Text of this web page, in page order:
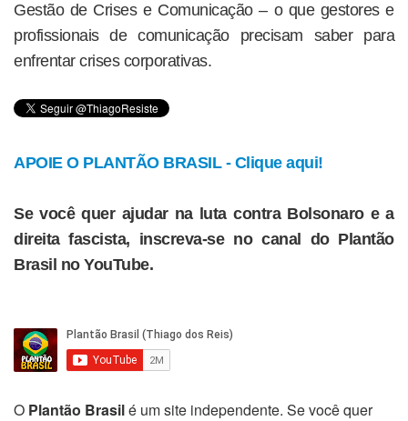
Gestão de Crises e Comunicação – o que gestores e
profissionais de comunicação precisam saber para
enfrentar crises corporativas.
APOIE O PLANTÃO BRASIL - Clique aqui!
Se você quer ajudar na luta contra Bolsonaro e a
direita fascista, inscreva-se no canal do Plantão
Brasil no YouTube.
O Plantão Brasilé um site independente. Se você quer